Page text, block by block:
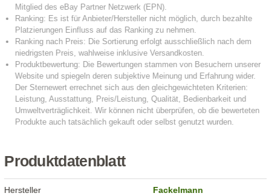
Produktdatenblatt
Hersteller Fackelmann